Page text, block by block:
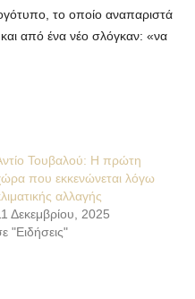
το οποίο αναπαριστά
από ένα νέο σλόγκαν: «να
Τουβαλού: Η πρώτη
που εκκενώνεται λόγω
αλλαγής
Δεκεμβρίου, 2025
"Ειδήσεις"